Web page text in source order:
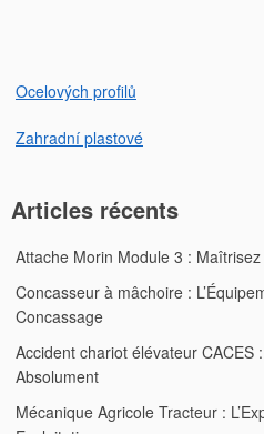
Ocelových profilů
Zahradní plastové
Articles récents
Attache Morin Module 3 : Maîtrisez
Concasseur à mâchoire :
Concassage
Accident chariot élévateur CACES
Absolument
Mécanique Agricole Tracteur :